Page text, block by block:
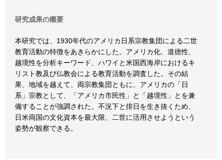
研究成果の概要
本研究では、1930年代のアメリカ日系宗教集団による二世
教育活動の特徴をあきらかにした。アメリカ化、道徳性、
越境性を分析キーワード、ハワイと米国西海岸におけるキ
リスト教及び仏教会による教育活動を調査した。その結
果、地域を越えて、両宗教集団ともに、アメリカの「日
系」宗教として、「アメリカ市民性」と「越境性」とを兼
備することが強調された。不況下と排日を生き抜くため、
日米両国の文化資本を最大限、二世に活用させようという
姿勢が観察できる。